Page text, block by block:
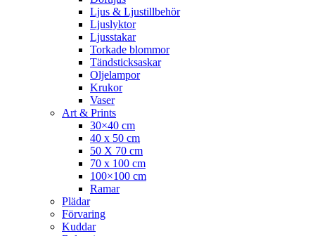
Ljus & Ljustillbehör
Ljuslyktor
Ljusstakar
Torkade blommor
Tändsticksaskar
Oljelampor
Krukor
Vaser
Art & Prints
30×40 cm
40 x 50 cm
50 X 70 cm
70 x 100 cm
100×100 cm
Ramar
Plädar
Förvaring
Kuddar